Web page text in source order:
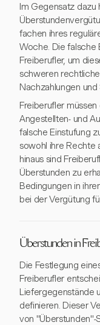
Im Gegensatz dazu
fachen ihres
Woche. Die falsche
Freiberufler, um
schweren
Nachzahlungen und
Freiberufler
Angestellten- und
falsche Einstufung
sowohl ihre Rechte
hinaus sind
Überstunden zu
Bedingungen in
bei der Vergütung
Überstunden in
Die Festlegung
Freiberufler
Liefergegenstände
definieren. Dieser
von "Überstunden"-